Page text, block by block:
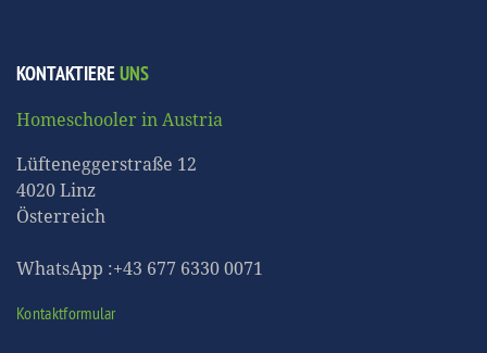
KONTAKTIEREUNS
Homeschooler in Austria
Lüfteneggerstraße 12
4020 Linz
Österreich
WhatsApp :+43 677 6330 0071
Kontaktformular